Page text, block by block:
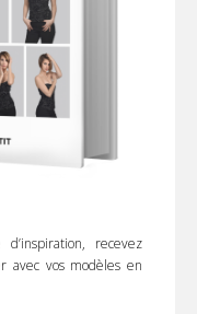
recevez
avec vos modèles en